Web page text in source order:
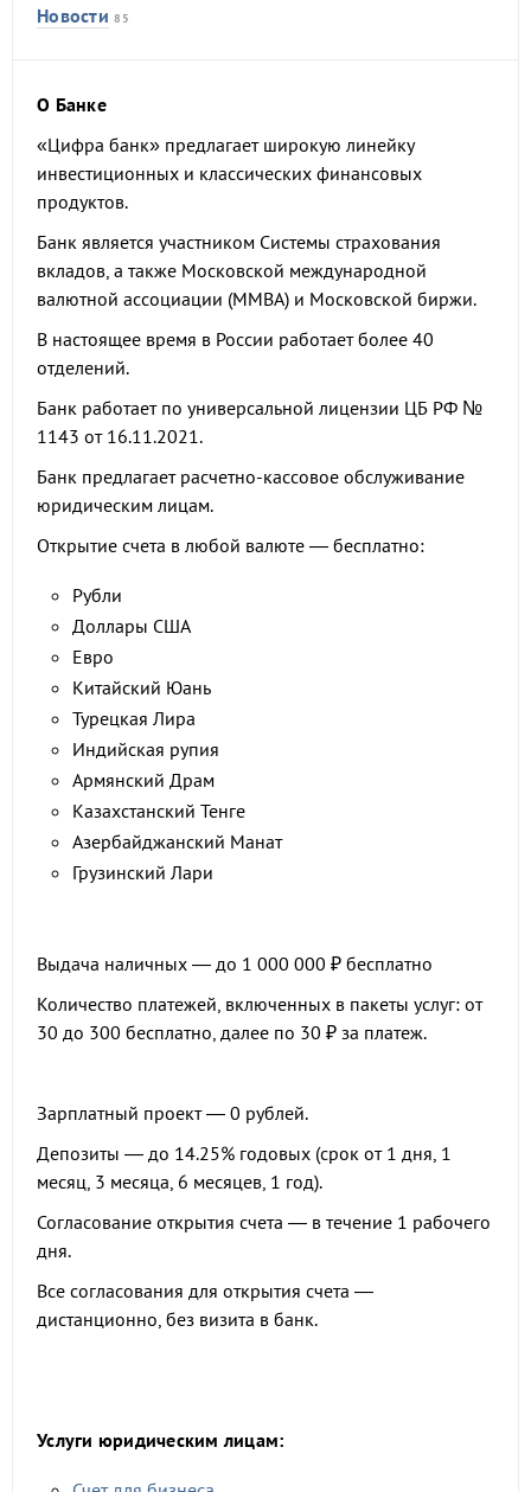
Новости 85
О Банке
«Цифра банк» предлагает широкую линейку
инвестиционных и классических финансовых
продуктов.
Банк является участником Системы страхования
вкладов, а также Московской международной
валютной ассоциации (ММВА) и Московской биржи.
В настоящее время в России работает более 40
отделений.
Банк работает по универсальной лицензии ЦБ РФ №
1143 от 16.11.2021.
Банк предлагает расчетно-кассовое обслуживание
юридическим лицам.
Открытие счета в любой валюте — бесплатно:
Рубли
Доллары США
Евро
Китайский Юань
Турецкая Лира
Индийская рупия
Армянский Драм
Казахстанский Тенге
Азербайджанский Манат
Грузинский Лари
Выдача наличных — до 1 000 000 ₽ бесплатно
Количество платежей, включенных в пакеты услуг: от
30 до 300 бесплатно, далее по 30 ₽ за платеж.
Зарплатный проект — 0 рублей.
Депозиты — до 14.25% годовых (срок от 1 дня, 1
месяц, 3 месяца, 6 месяцев, 1 год).
Согласование открытия счета — в течение 1 рабочего
дня.
Все согласования для открытия счета —
дистанционно, без визита в банк.
Услуги юридическим лицам: